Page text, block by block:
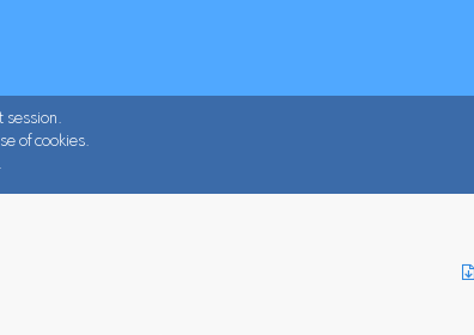
session.
of cookies.
.